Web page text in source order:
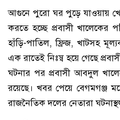
আগুনে পুরো ঘর পুড়ে যাওয়ায়
করতে হচ্ছে প্রবাসী খালেকের
হাঁড়ি-পাতিল, ফ্রিজ, খাটসহ
এক রাতেই নিঃস্ব হয়ে গেছে
ঘটনার পর প্রবাসী আবদুল
রয়েছে। খবর পেয়ে বেগমগঞ্জ
রাজনৈতিক দলের নেতারা